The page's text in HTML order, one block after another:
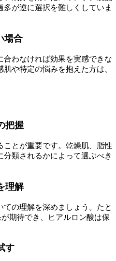
が逆に選択を難しくしていま
場合
合わなければ効果を実感できな
や特定の悩みを抱えた方は、
把握
ことが重要です。乾燥肌、脂性
類されるかによって選ぶべき
理解
の理解を深めましょう。たと
期待でき、ヒアルロン酸は保
す